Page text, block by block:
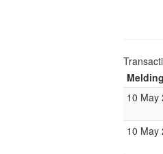
10 May
10 May